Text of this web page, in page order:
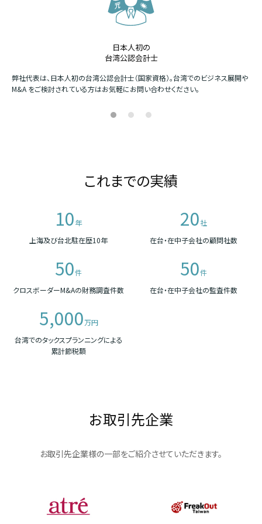
日本人初の
台湾公認会計士
弊社代表は、日本人初の台湾公認会計士（国家資格）。台湾でのビジネス展開や
M&A をご検討されている方はお気軽にお問い合わせください。
これまでの実績
10年
上海及び台北駐在歴10年
20社
在台・在中子会社の顧問社数
50件
クロスボーダーM&Aの財務調査件数
50件
在台・在中子会社の監査件数
5,000万円
台湾でのタックスプランニングによる
累計節税額
お取引先企業
お取引先企業様の一部をご紹介させていただきます。